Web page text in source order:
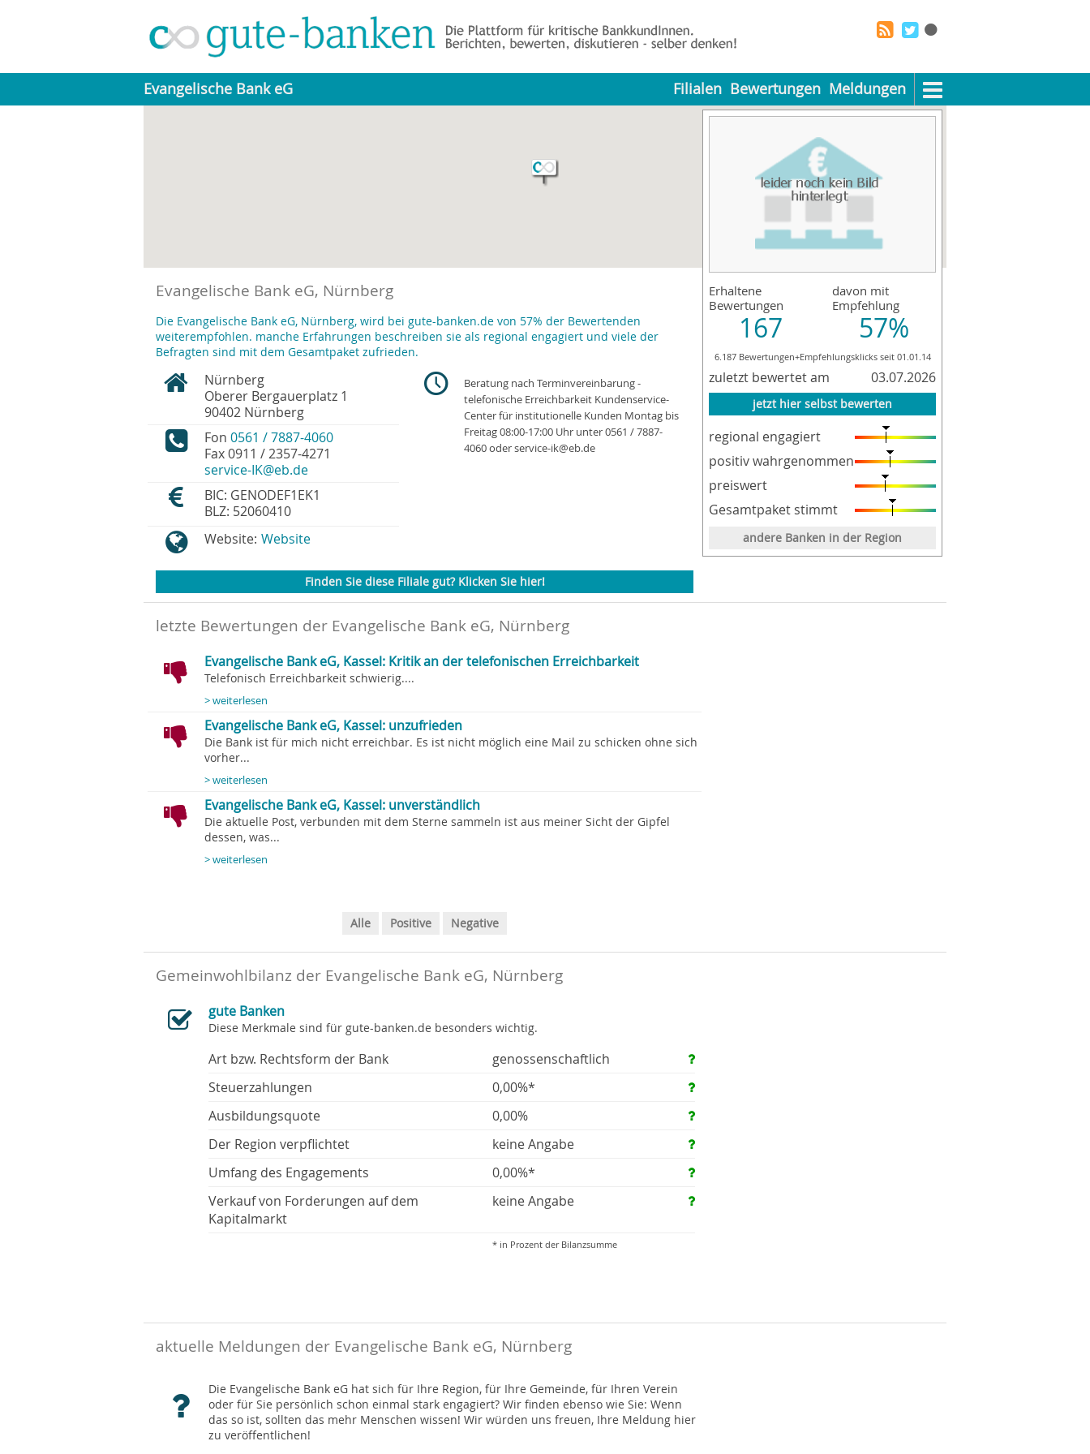
Evangelische Bank eG Filialen Bewertungen Meldungen
Erhaltene
Bewertungen
167
davon mit
Empfehlung
57%
6.187 Bewertungen+Empfehlungsklicks seit 01.01.14
zuletzt bewertet am 03.07.2026
jetzt hier selbst bewerten
regional engagiert
positiv wahrgenommen
preiswert
Gesamtpaket stimmt
andere Banken in der Region
Evangelische Bank eG, Nürnberg
Die Evangelische Bank eG, Nürnberg, wird bei gute-banken.de von 57% der Bewertenden
weiterempfohlen. manche Erfahrungen beschreiben sie als regional engagiert und viele der
Befragten sind mit dem Gesamtpaket zufrieden.
Nürnberg
Oberer Bergauerplatz 1
90402 Nürnberg
Fon 0561 / 7887-4060
Fax0911 / 2357-4271
service-IK@eb.de
BIC: GENODEF1EK1
BLZ: 52060410
Website: Website
Beratung nach Terminvereinbarung -
telefonische Erreichbarkeit Kundenservice-
Center für institutionelle Kunden Montag bis
Freitag 08:00-17:00 Uhr unter 0561 / 7887-
4060 oder service-ik@eb.de
Finden Sie diese Filiale gut? Klicken Sie hier!
letzte Bewertungen der Evangelische Bank eG, Nürnberg
Evangelische Bank eG, Kassel: Kritik an der telefonischen Erreichbarkeit
Telefonisch Erreichbarkeit schwierig....
> weiterlesen
Evangelische Bank eG, Kassel: unzufrieden
Die Bank ist für mich nicht erreichbar. Es ist nicht möglich eine Mail zu schicken ohne sich
vorher...
> weiterlesen
Evangelische Bank eG, Kassel: unverständlich
Die aktuelle Post, verbunden mit dem Sterne sammeln ist aus meiner Sicht der Gipfel
dessen, was...
> weiterlesen
Alle Positive Negative
Gemeinwohlbilanz der Evangelische Bank eG, Nürnberg
gute Banken
Diese Merkmale sind für gute-banken.de besonders wichtig.
Art bzw. Rechtsform der Bank
genossenschaftlich
Steuerzahlungen
0,00%*
Ausbildungsquote
0,00%
Der Region verpflichtet
keine Angabe
Umfang des Engagements
0,00%*
Verkauf von Forderungen auf dem
Kapitalmarkt
keine Angabe
* in Prozent der Bilanzsumme
aktuelle Meldungen der Evangelische Bank eG, Nürnberg
Die Evangelische Bank eG hat sich für Ihre Region, für Ihre Gemeinde, für Ihren Verein
oder für Sie persönlich schon einmal stark engagiert? Wir finden ebenso wie Sie: Wenn
das so ist, sollten das mehr Menschen wissen! Wir würden uns freuen, Ihre Meldung hier
zu veröffentlichen!